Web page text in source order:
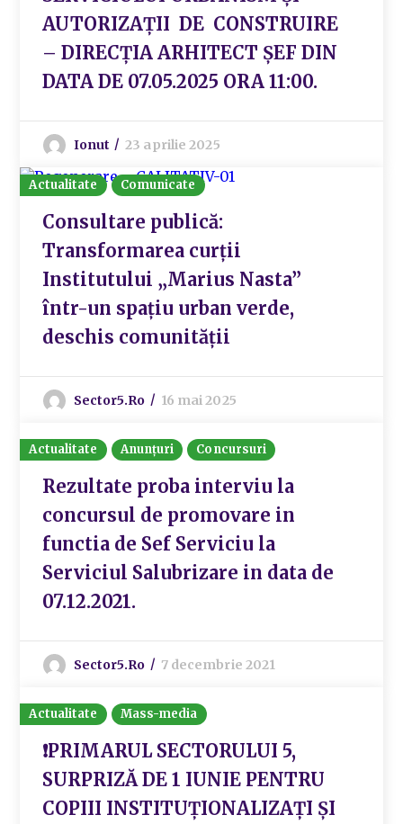
AUTORIZAȚII DE CONSTRUIRE
– DIRECȚIA ARHITECT ȘEF DIN
DATA DE 07.05.2025 ORA 11:00.
Ionut 23 aprilie 2025
Actualitate Comunicate
Consultare publică:
Transformarea curții
Institutului „Marius Nasta”
într-un spațiu urban verde,
deschis comunității
Sector5.ro 16 mai 2025
Actualitate Anunțuri Concursuri
Rezultate proba interviu la
concursul de promovare in
functia de Sef Serviciu la
Serviciul Salubrizare in data de
07.12.2021.
Sector5.ro 7 decembrie 2021
Actualitate Mass-media
❗PRIMARUL SECTORULUI 5,
SURPRIZĂ DE 1 IUNIE PENTRU
COPIII INSTITUȚIONALIZAȚI ȘI